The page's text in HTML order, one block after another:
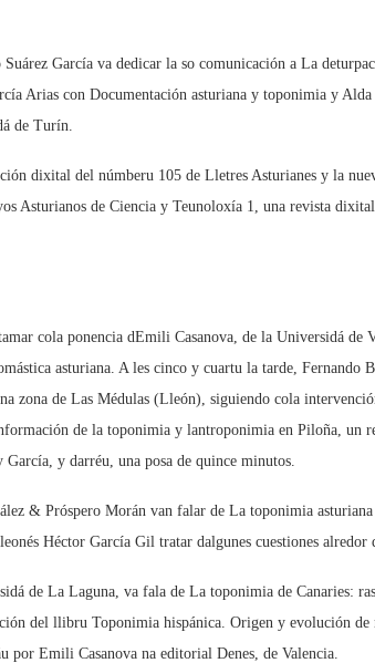
García va dedicar la so comunicación a La
Arias con Documentación asturiana y toponimia y
de Turín.
dixital del númberu 105 de Lletres Asturianes y la
Asturianos de Ciencia y Teunoloxía 1, una revista
cola ponencia dEmili Casanova, de la Universidá de
asturiana. A les cinco y cuartu la tarde, Fernando
zona de Las Médulas (Lleón), siguiendo cola
de la toponimia y lantroponimia en Piloña, un
García, y darréu, una posa de quince minutos.
& Próspero Morán van falar de La toponimia
Héctor García Gil tratar dalgunes cuestiones alredor
de La Laguna, va fala de La toponimia de Canaries:
del llibru Toponimia hispánica. Origen y evolución de
por Emili Casanova na editorial Denes, de Valencia.